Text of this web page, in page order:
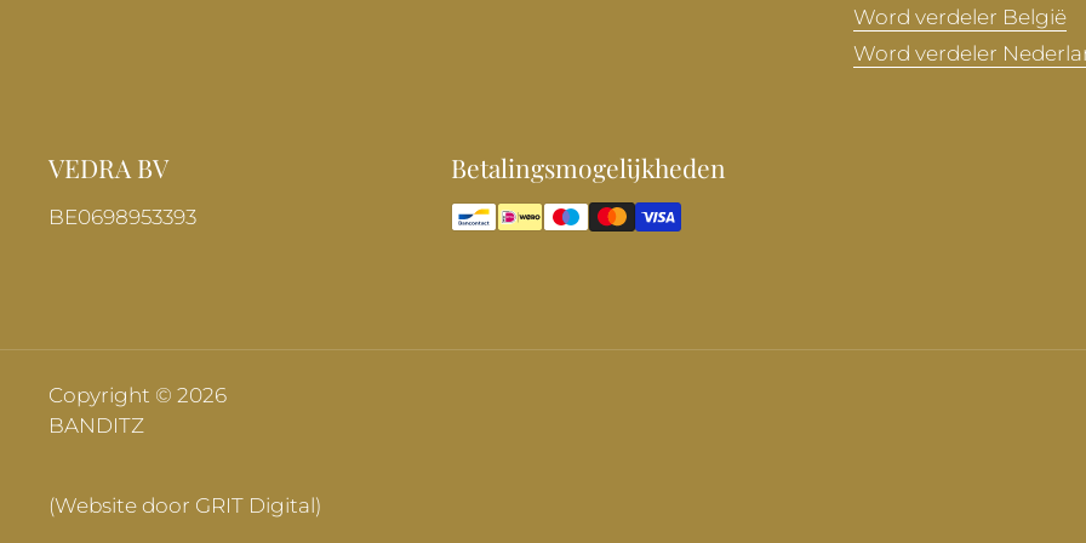
Word verdeler België
Word verdeler
VEDRA BV
BE0698953393
Betalingsmogelijkheden
Copyright © 2026
BANDITZ
(Website door GRIT Digital)